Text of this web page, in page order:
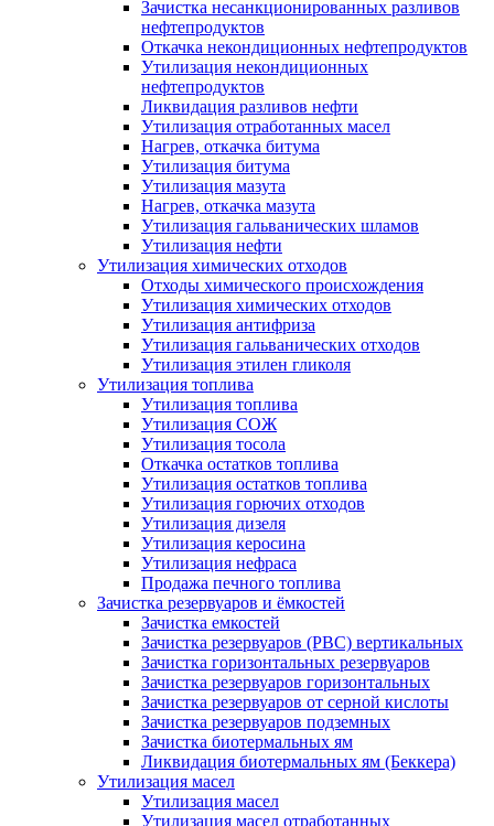
Зачистка несанкционированных разливов
нефтепродуктов
Откачка некондиционных нефтепродуктов
Утилизация некондиционных
нефтепродуктов
Ликвидация разливов нефти
Утилизация отработанных масел
Нагрев, откачка битума
Утилизация битума
Утилизация мазута
Нагрев, откачка мазута
Утилизация гальванических шламов
Утилизация нефти
Утилизация химических отходов
Отходы химического происхождения
Утилизация химических отходов
Утилизация антифриза
Утилизация гальванических отходов
Утилизация этилен гликоля
Утилизация топлива
Утилизация топлива
Утилизация СОЖ
Утилизация тосола
Откачка остатков топлива
Утилизация остатков топлива
Утилизация горючих отходов
Утилизация дизеля
Утилизация керосина
Утилизация нефраса
Продажа печного топлива
Зачистка резервуаров и ёмкостей
Зачистка емкостей
Зачистка резервуаров (РВС) вертикальных
Зачистка горизонтальных резервуаров
Зачистка резервуаров горизонтальных
Зачистка резервуаров от серной кислоты
Зачистка резервуаров подземных
Зачистка биотермальных ям
Ликвидация биотермальных ям (Беккера)
Утилизация масел
Утилизация масел
Утилизация масел отработанных